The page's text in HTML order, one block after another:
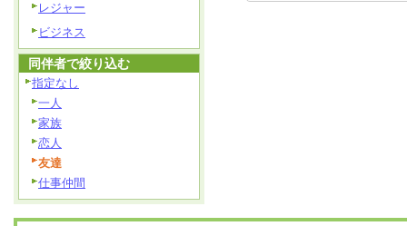
レジャー
ビジネス
同伴者で絞り込む
指定なし
一人
家族
恋人
友達
仕事仲間